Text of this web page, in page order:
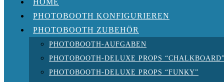
HOME
PHOTOBOOTH KONFIGURIEREN
PHOTOBOOTH ZUBEHÖR
PHOTOBOOTH-AUFGABEN
PHOTOBOOTH-DELUXE PROPS
PHOTOBOOTH-DELUXE PROPS “FUNKY”